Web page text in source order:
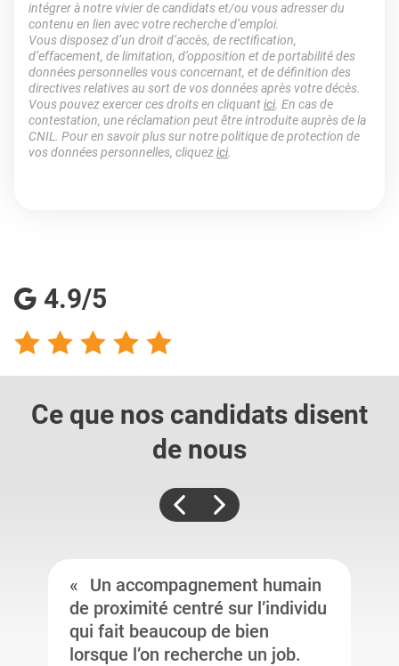
intégrer à notre vivier de candidats et/ou vous adresser du
contenu en lien avec votre recherche d’emploi.
Vous disposez d’un droit d’accès, de rectification,
d’effacement, de limitation, d’opposition et de portabilité des
données personnelles vous concernant, et de définition des
directives relatives au sort de vos données après votre décès.
Vous pouvez exercer ces droits en cliquantici. En cas de
contestation, une réclamation peut être introduite auprès de la
CNIL. Pour en savoir plus sur notre politique de protection de
vos données personnelles, cliquezici.
4.9/5
Ce que nos candidats disent
de nous
Un accompagnement humain
de proximité centré sur l’individu
qui fait beaucoup de bien
lorsque l’on recherche un job.